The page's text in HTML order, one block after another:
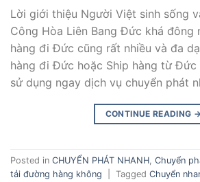
Lời giới thiệu Người Việt sinh sống
Công Hòa Liên Bang Đức khá đông
hàng đi Đức cũng rất nhiều và đa
hàng đi Đức hoặc Ship hàng từ Đức
sử dụng ngay dịch vụ chuyển phát
CONTINUE READING →
Posted in CHUYỂN PHÁT NHANH, Chuyển
tải đường hàng không
Tagged Chuyển